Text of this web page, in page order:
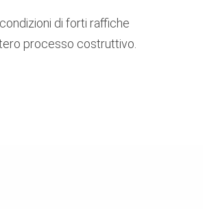
di forti raffiche
processo costruttivo.